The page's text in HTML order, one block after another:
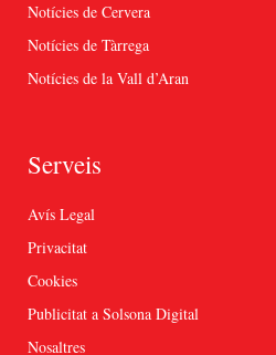
Notícies de Cervera
Notícies de Tàrrega
Notícies de la Vall d’Aran
Serveis
Avís Legal
Privacitat
Cookies
Publicitat a Solsona Digital
Nosaltres